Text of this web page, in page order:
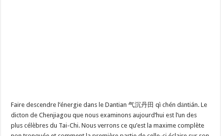
Faire descendre l’énergie dans le Dantian 气沉丹田 qì chén dāntián. Le
dicton de Chenjiagou que nous examinons aujourd’hui est l’un des
plus célèbres du Tai-Chi. Nous verrons ce qu’est la maxime complète